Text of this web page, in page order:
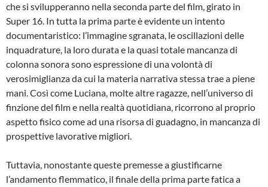
che si svilupperanno nella seconda parte del film, girato in
Super 16. In tutta la prima parte è evidente un intento
documentaristico: l’immagine sgranata, le oscillazioni delle
inquadrature, la loro durata e la quasi totale mancanza di
colonna sonora sono espressione di una volontà di
verosimiglianza da cui la materia narrativa stessa trae a piene
mani. Così come Luciana, molte altre ragazze, nell’universo di
finzione del film e nella realtà quotidiana, ricorrono al proprio
aspetto fisico come ad una risorsa di guadagno, in mancanza di
prospettive lavorative migliori.
Tuttavia, nonostante queste premesse a giustificarne
l’andamento flemmatico, il finale della prima parte fatica a